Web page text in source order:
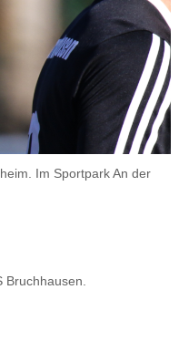
Im Sportpark An der
Bruchhausen.